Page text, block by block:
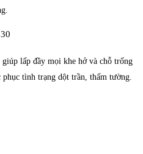
lấp đầy mọi khe hở và chỗ trống
tình trạng dột trần, thấm tường.